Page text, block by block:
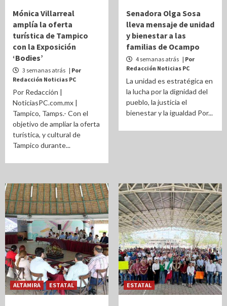
Mónica Villarreal
amplía la oferta
turística de Tampico
con la Exposición
‘Bodies’
3 semanas atrás | Por
Redacción Noticias PC
Por Redacción |
NoticiasPC.com.mx |
Tampico, Tamps.- Con el
objetivo de ampliar la oferta
turística, y cultural de
Tampico durante...
Senadora Olga Sosa
lleva mensaje de unidad
y bienestar a las
familias de Ocampo
4 semanas atrás | Por
Redacción Noticias PC
La unidad es estratégica en
la lucha por la dignidad del
pueblo, la justicia el
bienestar y la igualdad Por...
ALTAMIRA ESTATAL ESTATAL